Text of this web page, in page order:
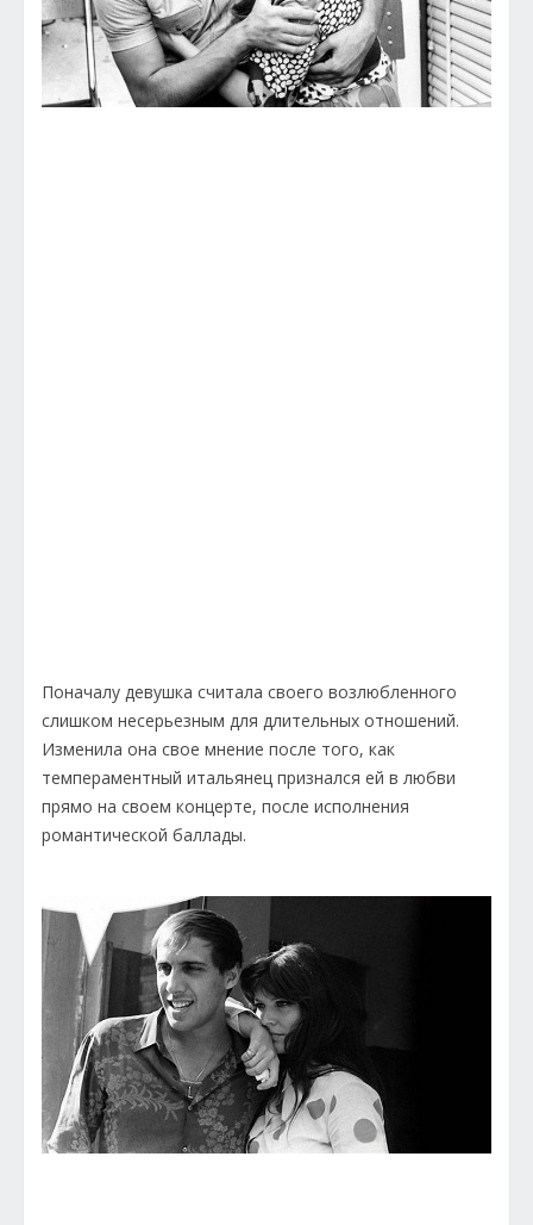
Поначалу девушка считала своего возлюбленного
слишком несерьезным для длительных отношений.
Изменила она свое мнение после того, как
темпераментный итальянец признался ей в любви
прямо на своем концерте, после исполнения
романтической баллады.